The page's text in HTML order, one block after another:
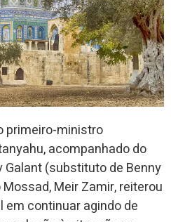
primeiro-ministro
acompanhado do
Galant (substituto de Benny
Meir Zamir, reiterou
continuar agindo de